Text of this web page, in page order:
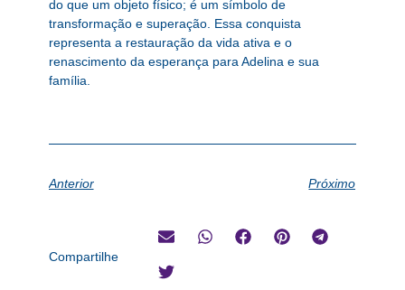
do que um objeto físico; é um símbolo de
transformação e superação. Essa conquista
representa a restauração da vida ativa e o
renascimento da esperança para Adelina e sua
família.
Anterior Próximo
Compartilhe